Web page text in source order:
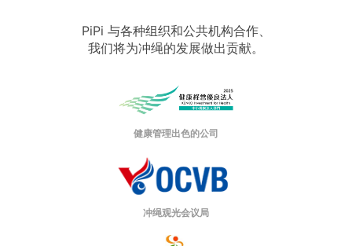
PiPi 与各种组织和公共机构合作、
我们将为冲绳的发展做出贡献。
健康管理出色的公司
冲绳观光会议局